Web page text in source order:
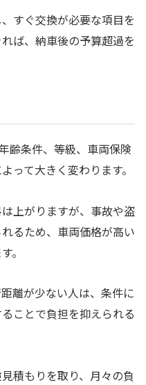
すぐ交換が必要な項目を
ば、納車後の予算超過を
齢条件、等級、車両保険
って大きく変わります。
上がりますが、事故や盗
るため、車両価格が高い
。
離が少ない人は、条件に
ことで負担を抑えられる
積もりを取り、月々の負